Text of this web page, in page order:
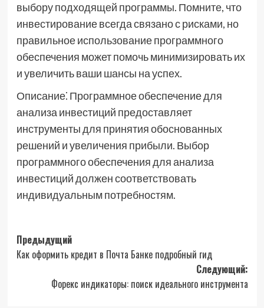
выбору подходящей программы. Помните, что
инвестирование всегда связано с рисками, но
правильное использование программного
обеспечения может помочь минимизировать их
и увеличить ваши шансы на успех.
Описание⁚ Программное обеспечение для
анализа инвестиций предоставляет
инструменты для принятия обоснованных
решений и увеличения прибыли. Выбор
программного обеспечения для анализа
инвестиций должен соответствовать
индивидуальным потребностям.
Навигация
записи
Предыдущий
Как оформить кредит в Почта Банке подробный гид
Следующий:
Форекс индикаторы: поиск идеального инструмента